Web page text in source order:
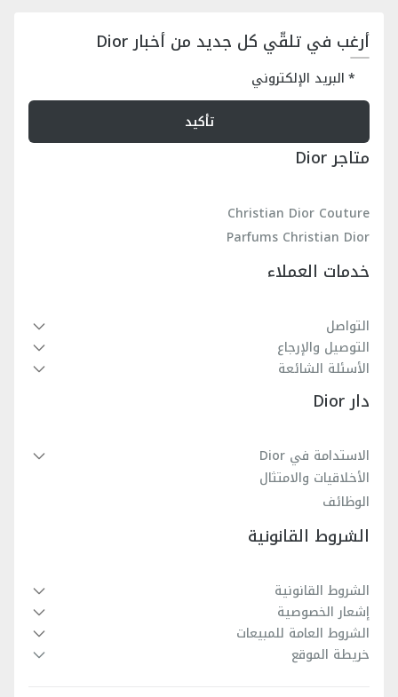
أرغب في تلقّي كل جديد من أخبار Dior
البريد الإلكتروني
تأكيد
متاجر Dior
Christian Dior Couture
Parfums Christian Dior
خدمات العملاء
التواصل
التوصيل والإرجاع
الأسئلة الشائعة
دار Dior
الاستدامة في Dior
الأخلاقيات والامتثال
الوظائف
الشروط القانونية
الشروط القانونية
إشعار الخصوصية
الشروط العامة للمبيعات
خريطة الموقع